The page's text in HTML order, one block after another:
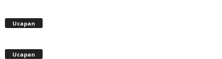
Ucapan
Ucapan